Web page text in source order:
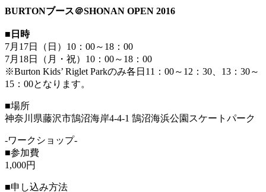
BURTONブース＠SHONAN OPEN 2016
■ 日時
7月17日（日）10：00～18：00
7月18日（月・祝）10：00～18：00
※Burton Kids’ Riglet Parkのみ各日11：00～12：30、13：30～
15：00となります。
■場所
神奈川県藤沢市鵠沼海岸4-4-1 鵠沼海浜公園スケートパーク
-ワークショップ-
■参加費
1,000円
■申し込み方法